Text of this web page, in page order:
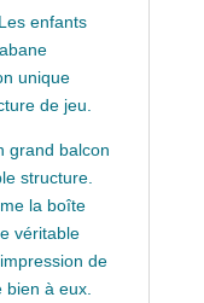
enfants
unique
de jeu.
grand balcon
structure.
la boîte
véritable
de
à eux.